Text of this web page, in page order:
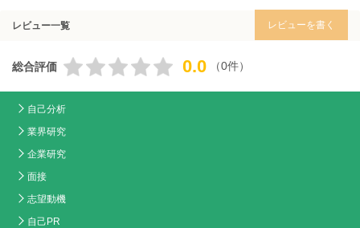
レビュー一覧 レビューを書く
総合評価 0.0 （0件）
自己分析
業界研究
企業研究
面接
志望動機
自己PR